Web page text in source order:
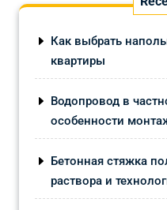
Как выбрать
квартиры
Водопровод в
особенности
Бетонная стяжка
раствора и